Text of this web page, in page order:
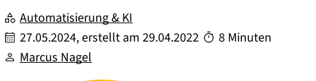
Automatisierung & KI
27.05.2024, erstellt am 29.04.2022
8 Minuten
Marcus Nagel